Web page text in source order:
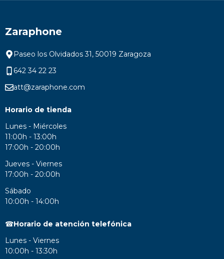
Zaraphone
Paseo los Olvidados 31, 50019 Zaragoza
642 34 22 23
att@zaraphone.com
Horario de tienda
Lunes - Miércoles
11:00h - 13:00h
17:00h - 20:00h
Jueves - Viernes
17:00h - 20:00h
Sábado
10:00h - 14:00h
☎Horario de atención telefónica
Lunes - Viernes
10:00h - 13:30h